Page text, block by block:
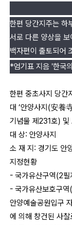
한편 당간지주는 하
서로 다른 양상을
백자편이 출토되어
*엄기표 지음 '한국
한편 중초사지 당간
대 ‘안양사지(安養
기념물 제231호) 및
대 상: 안양사지
소 재 지: 경기도 안
지정현황
- 국가유산구역(2필
- 국가유산보호구
안양예술공원입구
에 의해 창건된 사